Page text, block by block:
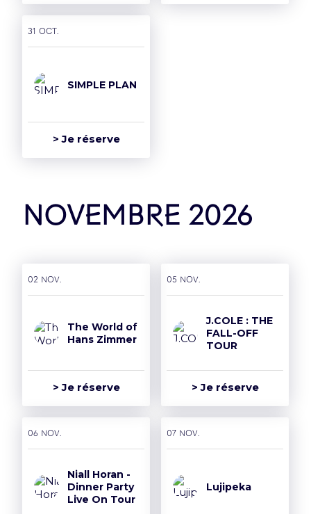
31 oct.
SIMPLE PLAN
> Je réserve
novembre 2026
02 nov.
The World of
Hans Zimmer
> Je réserve
05 nov.
J.COLE : THE
FALL-OFF
TOUR
> Je réserve
06 nov.
Niall Horan -
Dinner Party
Live On Tour
07 nov.
Lujipeka